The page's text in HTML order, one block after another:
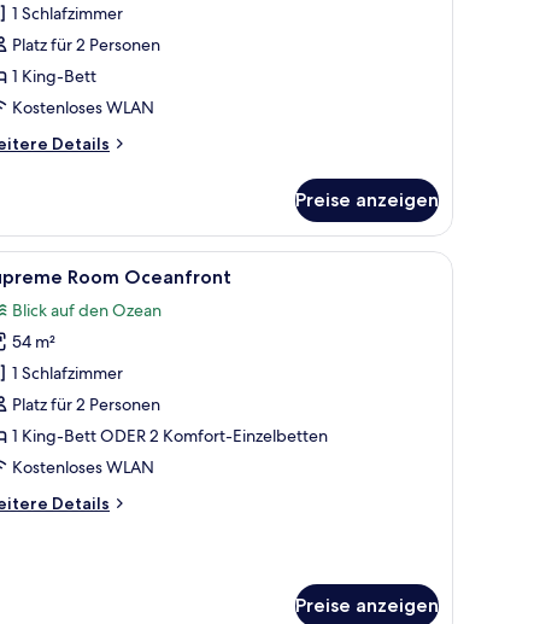
1 Schlafzimmer
Platz für 2 Personen
1 King-Bett
Kostenloses WLAN
Details
Preise anzeigen
und Blick auf Pool und Palmen. Ein Hotelzimmer mit Bett, Nachttischen,
4 Room Oceanfront
Blick auf den Ozean
54 m²
1 Schlafzimmer
Platz für 2 Personen
1 King-Bett ODER 2 Komfort-Einzelbetten
Kostenloses WLAN
Details
Preise anzeigen